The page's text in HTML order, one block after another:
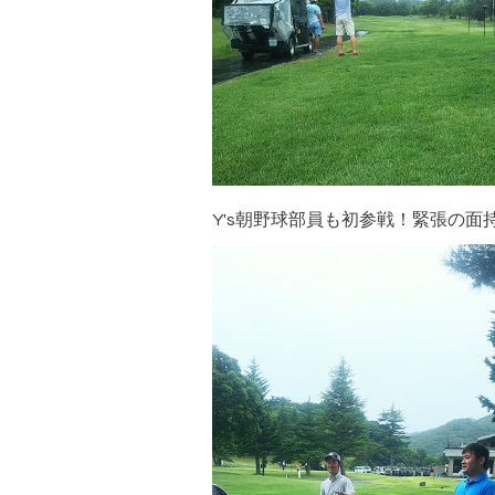
Y's朝野球部員も初参戦！緊張の面